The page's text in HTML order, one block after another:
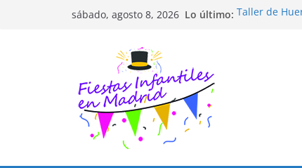
sábado, agosto 8, 2026 Lo último: Taller de